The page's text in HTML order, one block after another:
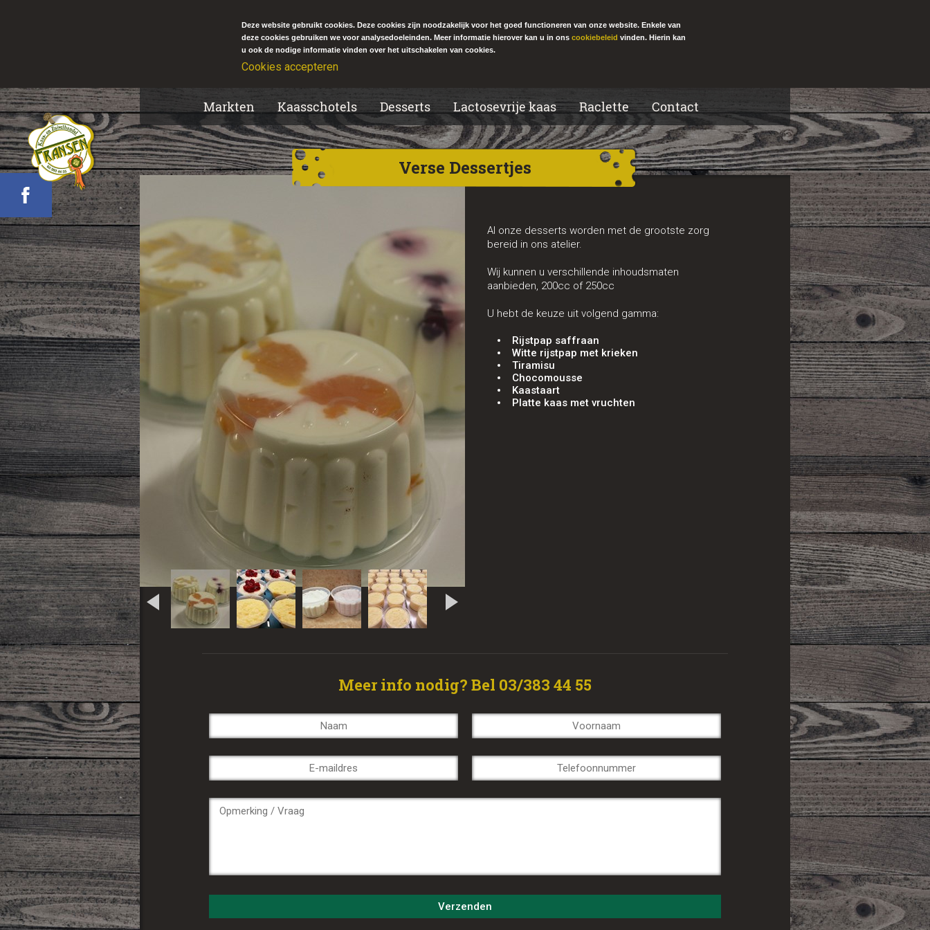
Deze website gebruikt cookies. Deze cookies zijn noodzakelijk voor het goed functioneren van onze website. Enkele van
deze cookies gebruiken we voor analysedoeleinden. Meer informatie hierover kan u in onscookiebeleid vinden. Hierin kan
u ook de nodige informatie vinden over het uitschakelen van cookies.
Cookies accepteren
Markten Kaasschotels Desserts Lactosevrije kaas Raclette Contact
Verse Dessertjes
Al onze desserts worden met de grootste zorg
bereid in ons atelier.
Wij kunnen u verschillende inhoudsmaten
aanbieden, 200cc of 250cc
U hebt de keuze uit volgend gamma:
Rijstpap saffraan
Witte rijstpap met krieken
Tiramisu
Chocomousse
Kaastaart
Platte kaas met vruchten
Meer info nodig? Bel 03/383 44 55